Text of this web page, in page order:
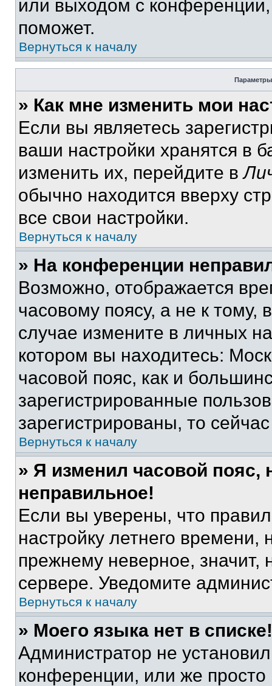
или выходом с
поможет.
Вернуться к началу
Параметры
» Как мне изменить мои
Если вы являетесь
ваши настройки хранятся в
изменить их, перейдите в
обычно находится вверху
все свои настройки.
Вернуться к началу
» На конференции
Возможно, отображается
часовому поясу, а не к тому,
случае измените в личных
котором вы находитесь:
часовой пояс, как и
зарегистрированные
зарегистрированы, то
Вернуться к началу
» Я изменил часовой пояс,
неправильное!
Если вы уверены, что
настройку летнего
прежнему неверное, значит,
сервере. Уведомите
Вернуться к началу
» Моего языка нет в списке!
Администратор не
конференции, или же